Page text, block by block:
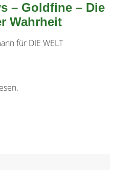
– Goldfine – Die
Wahrheit
für DIE WELT